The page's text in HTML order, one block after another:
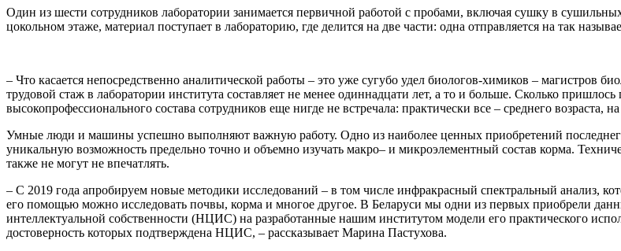
Один из шести сотрудников лаборатории занимается первичной работой с пробами, включая сушку в
цокольном этаже, материал поступает в лабораторию, где делится на две части: одна отправляется на так
– Что касается непосредственно аналитической работы – это уже сугубо удел биологов-химиков – магистров
трудовой стаж в лаборатории института составляет не менее одиннадцати лет, а то и больше. Сколько
высокопрофессионального состава сотрудников еще нигде не встречала: практически все – среднего возраста,
Умные люди и машины успешно выполняют важную работу. Одно из наиболее ценных приобретений
уникальную возможность предельно точно и объемно изучать макро– и микроэлементный состав корма.
также не могут не впечатлять.
– С 2019 года апробируем новые методики исследований – в том числе инфракрасный спектральный анализ,
его помощью можно исследовать почвы, корма и многое другое. В Беларуси мы одни из первых приобрели
интеллектуальной собственности (НЦИС) на разработанные нашим институтом модели его практического
достоверность которых подтверждена НЦИС, – рассказывает Марина Пастухова.